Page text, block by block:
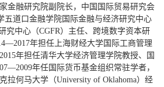
金融研究院副院长，中国国际贸易研究会
五道口金融学院国际金融与经济研究中心
究中心（CGFR）主任、跨境数字资本研
年担任上海财经大学国际工商管理
年担任清华大学经济管理学院教授、国
年任国际货币基金组织常驻学者，
拉何马大学（University of Oklahoma）经